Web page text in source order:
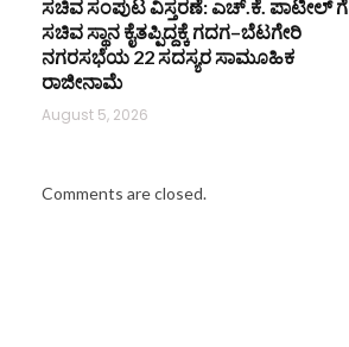
ಸಚಿವ ಸಂಪುಟ ವಿಸ್ತರಣೆ: ಎಚ್.ಕೆ. ಪಾಟೀಲ್ ಗೆ
ಸಚಿವ ಸ್ಥಾನ ಕೈತಪ್ಪಿದ್ದಕ್ಕೆ ಗದಗ–ಬೆಟಗೇರಿ
ನಗರಸಭೆಯ 22 ಸದಸ್ಯರ ಸಾಮೂಹಿಕ
ರಾಜೀನಾಮೆ
August 5, 2026
Comments are closed.